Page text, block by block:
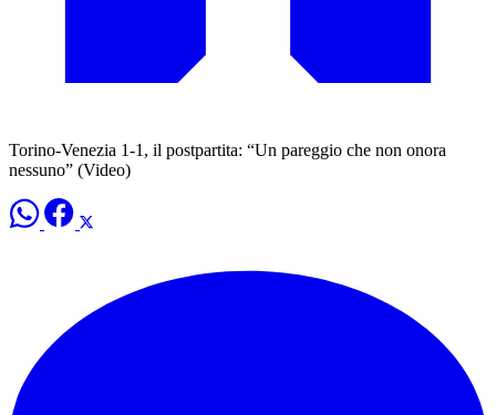
Torino-Venezia 1-1, il postpartita: “Un pareggio che non onora
nessuno” (Video)